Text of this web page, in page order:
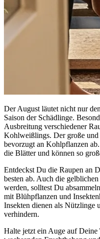
Der August läutet nicht nur
Saison der Schädlinge.
Ausbreitung verschiedener
Kohlweißlings. Der große
bevorzugt an Kohlpflanzen
die Blätter und können so
Entdeckst Du die Raupen an
besten ab. Auch die
werden, solltest Du
mit Blühpflanzen und
Insekten dienen als Nützlinge
verhindern.
Halte jetzt ein Auge auf Deine